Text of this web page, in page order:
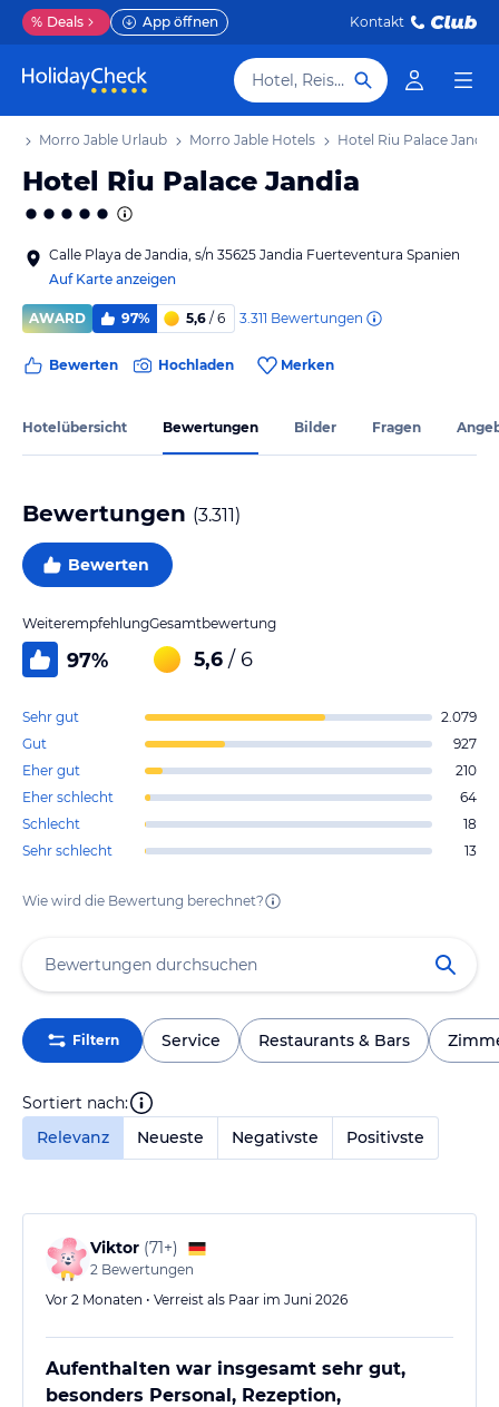
% Deals App öffnen Kontakt
Hotel, Reiseziel
Morro Jable Urlaub Morro Jable Hotels Hotel Riu Palace Jandia
Hotel Riu Palace Jandia
Calle Playa de Jandia, s/n 35625 Jandia Fuerteventura Spanien
Auf Karte anzeigen
AWARD 97% 5,6 / 6 3.311 Bewertungen
Bewerten Hochladen Merken
Hotelübersicht Bewertungen Bilder Fragen
Bewertungen (3.311)
Bewerten
Weiterempfehlung
97%
Gesamtbewertung
5,6 / 6
Sehr gut
2.079
Gut
927
Eher gut
210
Eher schlecht
64
Schlecht
18
Sehr schlecht
13
Wie wird die Bewertung berechnet?
Filtern Service Restaurants & Bars
Sortiert nach:
Relevanz
Neueste Negativste Positivste
Viktor (71+)
2 Bewertungen
Vor 2 Monaten • Verreist als Paar im Juni 2026
Aufenthalten war insgesamt sehr gut,
besonders Personal, Rezeption,